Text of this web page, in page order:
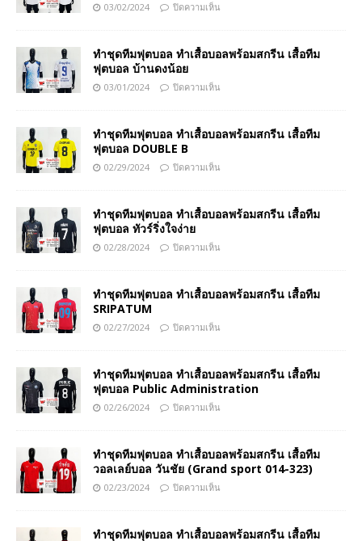
03/02/2024 ปิดความเห็น
ทำชุดทีมฟุตบอล ทำเสื้อบอลพร้อมสกรีน เสื้อทีม
ฟุตบอล บ้านดงน้อย
03/01/2024 ปิดความเห็น
ทำชุดทีมฟุตบอล ทำเสื้อบอลพร้อมสกรีน เสื้อทีม
ฟุตบอล DOUBLE B
02/29/2024 ปิดความเห็น
ทำชุดทีมฟุตบอล ทำเสื้อบอลพร้อมสกรีน เสื้อทีม
ฟุตบอล ทัวร์ริ่งใจง่าย
02/28/2024 ปิดความเห็น
ทำชุดทีมฟุตบอล ทำเสื้อบอลพร้อมสกรีน เสื้อทีม
SRIPATUM
02/27/2024 ปิดความเห็น
ทำชุดทีมฟุตบอล ทำเสื้อบอลพร้อมสกรีน เสื้อทีม
ฟุตบอล Public Administration
02/26/2024 ปิดความเห็น
ทำชุดทีมฟุตบอล ทำเสื้อบอลพร้อมสกรีน เสื้อทีม
วอลเลย์บอล วันชัย (Grand sport 014-323)
02/23/2024 ปิดความเห็น
ทำชุดทีมฟุตบอล ทำเสื้อบอลพร้อมสกรีน เสื้อทีม